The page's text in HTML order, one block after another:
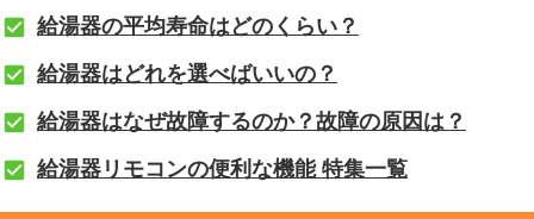
給湯器の平均寿命はどのくらい？
給湯器はどれを選べばいいの？
給湯器はなぜ故障するのか？故障の原因は？
給湯器リモコンの便利な機能 特集一覧